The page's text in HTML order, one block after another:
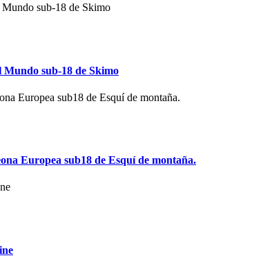
Mundo sub-18 de Skimo
Europea sub18 de Esquí de montaña.